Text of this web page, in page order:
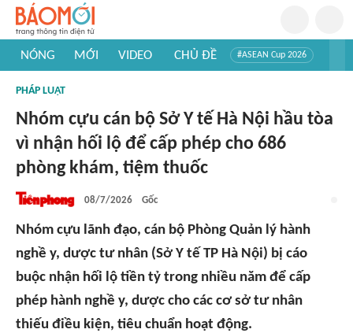
NÓNG MỚI VIDEO CHỦ ĐỀ #ASEAN Cup 2026
#Khám phá thế giới
PHÁP LUẬT
Nhóm cựu cán bộ Sở Y tế Hà Nội hầu tòa
vì nhận hối lộ để cấp phép cho 686
phòng khám, tiệm thuốc
08/7/2026 Gốc
Nhóm cựu lãnh đạo, cán bộ Phòng Quản lý hành
nghề y, dược tư nhân (Sở Y tế TP Hà Nội) bị cáo
buộc nhận hối lộ tiền tỷ trong nhiều năm để cấp
phép hành nghề y, dược cho các cơ sở tư nhân
thiếu điều kiện, tiêu chuẩn hoạt động.